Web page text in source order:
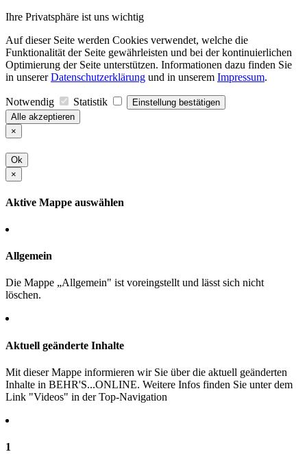
Ihre Privatsphäre ist uns wichtig
Auf dieser Seite werden Cookies verwendet, welche die
Funktionalität der Seite gewährleisten und bei der kontinuierlichen
Optimierung der Seite unterstützen. Informationen dazu finden Sie
in unsererDatenschutzerklärung und in unserem Impressum.
Notwendig Statistik
Einstellung bestätigen
Alle akzeptieren
×
Ok
×
Aktive Mappe auswählen
Allgemein
Die Mappe „Allgemein" ist voreingstellt und lässt sich nicht
löschen.
Aktuell geänderte Inhalte
Mit dieser Mappe informieren wir Sie über die aktuell geänderten
Inhalte in BEHR'S...ONLINE. Weitere Infos finden Sie unter dem
Link "Videos" in der Top-Navigation
1